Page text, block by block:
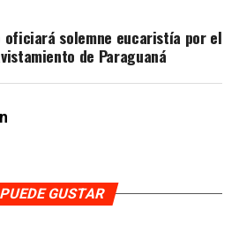
oficiará solemne eucaristía por el
de Paraguaná
GUSTAR